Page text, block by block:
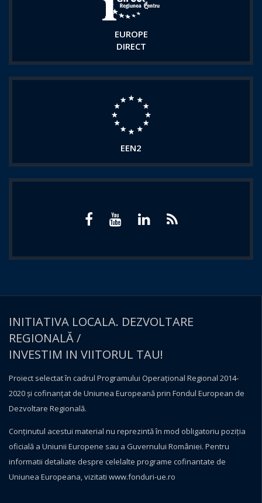
EUROPE
DIRECT
EEN2
INITIATIVA LOCALA. DEZVOLTARE
REGIONALĂ /
INVESTIM IN VIITORUL TAU!
Proiect selectat în cadrul Programului Operațional Regional 2014-
2020 și cofinanțat de Uniunea Europeană prin Fondul European de
Dezvoltare Regională.
Conţinutul acestui material nu reprezintă în mod obligatoriu poziţia
oficială a Uniunii Europene sau a Guvernului României. Pentru
informatii detaliate despre celelalte programe cofinantate de
Uniunea Europeana, vizitati www.fonduri-ue.ro